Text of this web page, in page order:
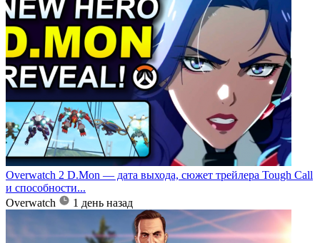
Overwatch 2 D.Mon — дата выхода, сюжет трейлера Tough Call
и способности...
Overwatch
1 день назад